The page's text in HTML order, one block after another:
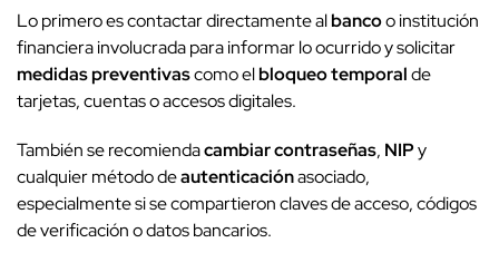
Lo primero es contactar directamente albancoo institución
financiera involucrada para informar lo ocurrido y solicitar
medidas preventivascomo elbloqueo temporalde
tarjetas, cuentas o accesos digitales.
También se recomiendacambiar contraseñas, NIPy
cualquier método deautenticaciónasociado,
especialmente si se compartieron claves de acceso, códigos
de verificación o datos bancarios.